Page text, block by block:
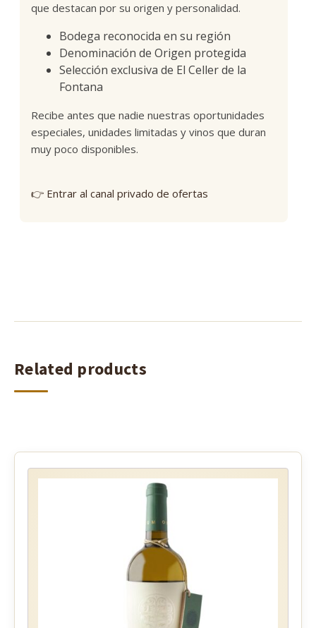
que destacan por su origen y personalidad.
Bodega reconocida en su región
Denominación de Origen protegida
Selección exclusiva de El Celler de la
Fontana
Recibe antes que nadie nuestras oportunidades
especiales, unidades limitadas y vinos que duran
muy poco disponibles.
👉 Entrar al canal privado de ofertas
Related products